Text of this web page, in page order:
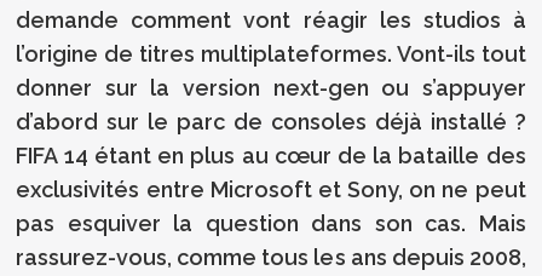
demande comment vont réagir les studios à
l’origine de titres multiplateformes. Vont-ils tout
donner sur la version next-gen ou s’appuyer
d’abord sur le parc de consoles déjà installé ?
FIFA 14 étant en plus au cœur de la bataille des
exclusivités entre Microsoft et Sony, on ne peut
pas esquiver la question dans son cas. Mais
rassurez-vous, comme tous les ans depuis 2008,